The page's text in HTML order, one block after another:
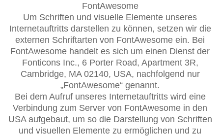
FontAwesome
Um Schriften und visuelle Elemente unseres
Internetauftritts darstellen zu können, setzen wir die
externen Schriftarten von FontAwesome ein. Bei
FontAwesome handelt es sich um einen Dienst der
Fonticons Inc., 6 Porter Road, Apartment 3R,
Cambridge, MA 02140, USA, nachfolgend nur
„FontAwesome“ genannt.
Bei dem Aufruf unseres Internetauftritts wird eine
Verbindung zum Server von FontAwesome in den
USA aufgebaut, um so die Darstellung von Schriften
und visuellen Elemente zu ermöglichen und zu